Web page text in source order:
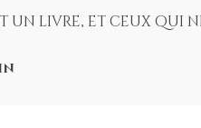
un livre, et ceux qui